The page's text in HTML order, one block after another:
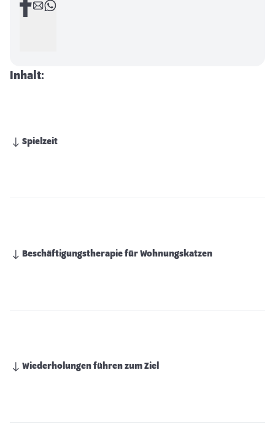
Inhalt:
Spielzeit
Beschäftigungstherapie für Wohnungskatzen
Wiederholungen führen zum Ziel